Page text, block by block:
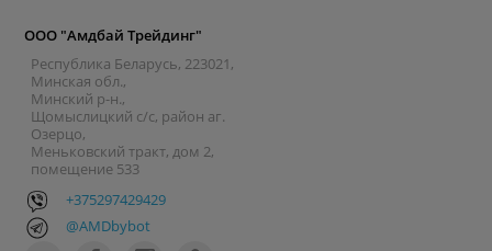
ООО "Амдбай Трейдинг"
Республика Беларусь, 223021,
Минская обл.,
Минский р-н.,
Щомыслицкий с/с, район аг.
Озерцо,
Меньковский тракт, дом 2,
помещение 533
+375297429429
@AMDbybot